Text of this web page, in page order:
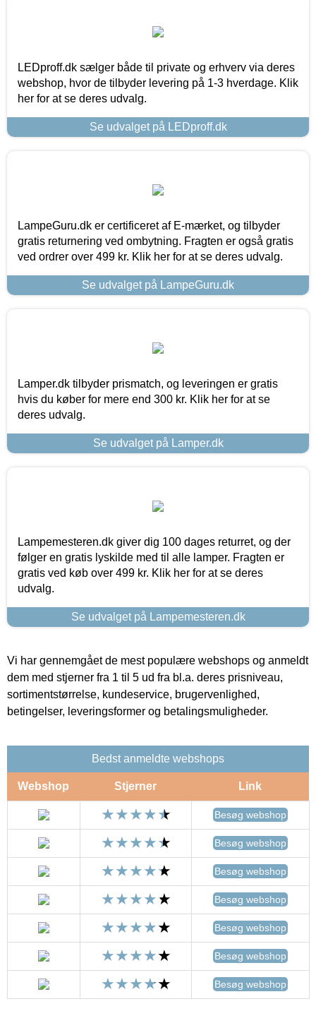
LEDproff.dk sælger både til private og erhverv via deres
webshop, hvor de tilbyder levering på 1-3 hverdage. Klik
her for at se deres udvalg.
Se udvalget på LEDproff.dk
LampeGuru.dk er certificeret af E-mærket, og tilbyder
gratis returnering ved ombytning. Fragten er også gratis
ved ordrer over 499 kr. Klik her for at se deres udvalg.
Se udvalget på LampeGuru.dk
Lamper.dk tilbyder prismatch, og leveringen er gratis
hvis du køber for mere end 300 kr. Klik her for at se
deres udvalg.
Se udvalget på Lamper.dk
Lampemesteren.dk giver dig 100 dages returret, og der
følger en gratis lyskilde med til alle lamper. Fragten er
gratis ved køb over 499 kr. Klik her for at se deres
udvalg.
Se udvalget på Lampemesteren.dk
Vi har gennemgået de mest populære webshops og anmeldt
dem med stjerner fra 1 til 5 ud fra bl.a. deres prisniveau,
sortimentstørrelse, kundeservice, brugervenlighed,
betingelser, leveringsformer og betalingsmuligheder.
Bedst anmeldte webshops
Webshop Stjerner Link
Besøg webshop
Besøg webshop
Besøg webshop
Besøg webshop
Besøg webshop
Besøg webshop
Besøg webshop